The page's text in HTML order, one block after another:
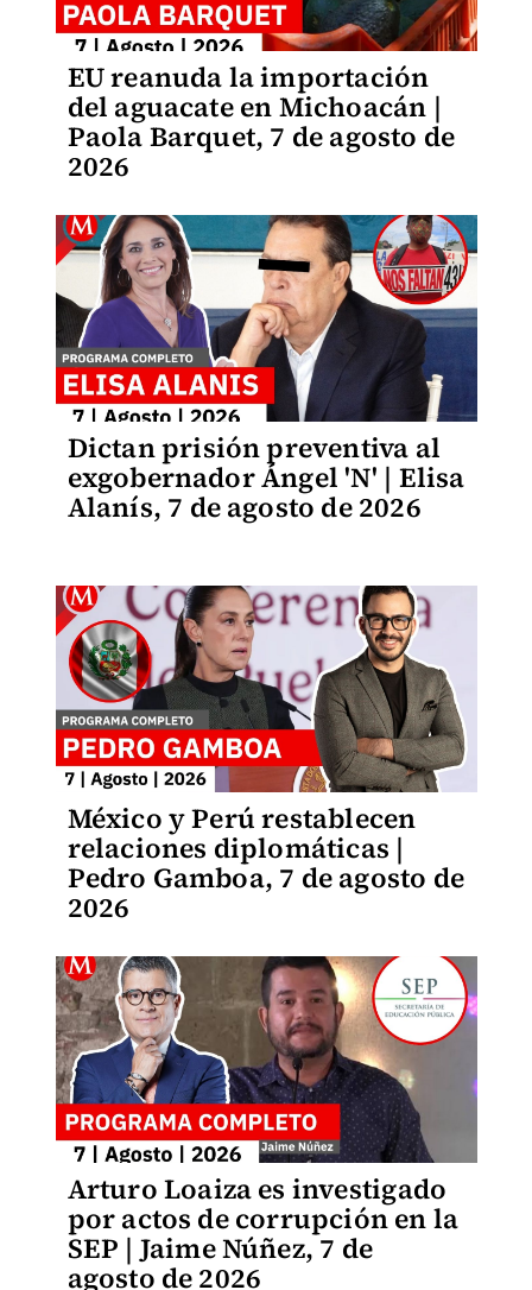
EU reanuda la importación
del aguacate en Michoacán |
Paola Barquet, 7 de agosto de
2026
Dictan prisión preventiva al
exgobernador Ángel 'N' | Elisa
Alanís, 7 de agosto de 2026
México y Perú restablecen
relaciones diplomáticas |
Pedro Gamboa, 7 de agosto de
2026
Arturo Loaiza es investigado
por actos de corrupción en la
SEP | Jaime Núñez, 7 de
agosto de 2026